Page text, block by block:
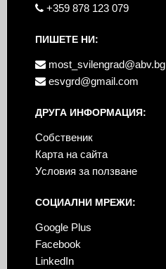
+359 878 123 079
ПИШЕТЕ НИ:
most_svilengrad@abv.bg
esvgrd@gmail.com
ДРУГА ИНФОРМАЦИЯ:
Собственик
Карта на сайта
Условия за ползване
СОЦИАЛНИ МРЕЖИ:
Google Plus
Facebook
LinkedIn